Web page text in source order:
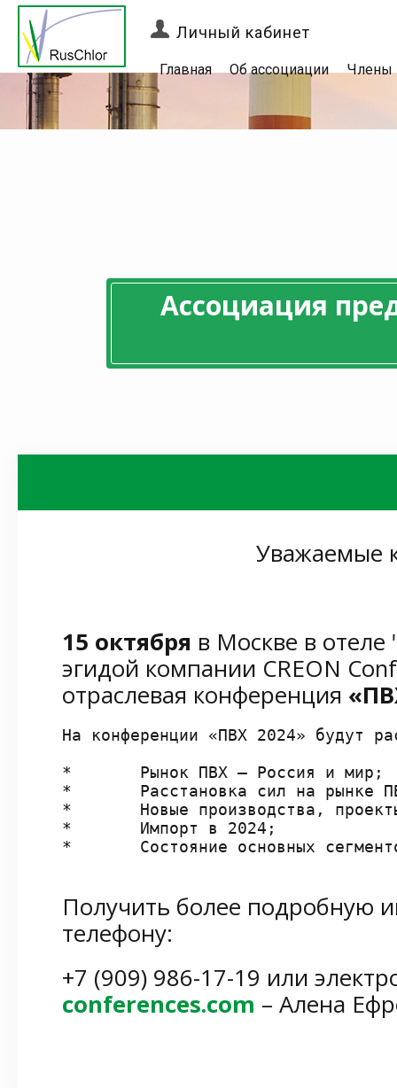
Личный кабинет
Главная Об ассоциации Члены
Ассоциация
Уважаемые
15 октября в Москве в
эгидой компании CREON
отраслевая конференция
На конференции «ПВХ 2024» будут
*	Рынок ПВХ – Россия и мир;
*	Расстановка сил на рынке ПВХ и вектор российских производителей;
*	Новые производства, проекты и программы;
*	Импорт в 2024;
*	Состояние основных
Получить более подробную
телефону:
+7 (909) 986-17-19 или
conferences.com – Алена